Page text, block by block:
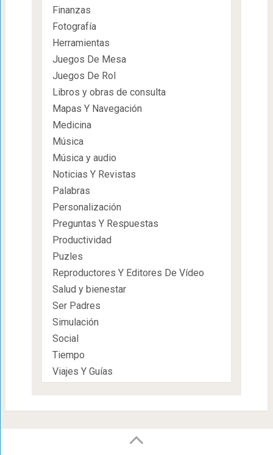
Finanzas
Fotografía
Herramientas
Juegos De Mesa
Juegos De Rol
Libros y obras de consulta
Mapas Y Navegación
Medicina
Música
Música y audio
Noticias Y Revistas
Palabras
Personalización
Preguntas Y Respuestas
Productividad
Puzles
Reproductores Y Editores De Vídeo
Salud y bienestar
Ser Padres
Simulación
Social
Tiempo
Viajes Y Guías